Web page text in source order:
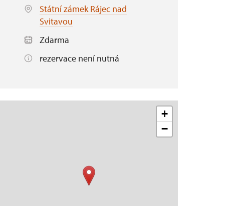
Státní zámek Rájec nad
Svitavou
Zdarma
rezervace není nutná
+
−